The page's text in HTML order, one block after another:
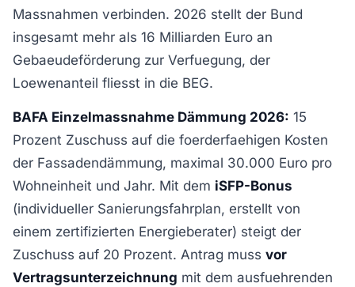
Massnahmen verbinden. 2026 stellt der Bund
insgesamt mehr als 16 Milliarden Euro an
Gebaeudeförderung zur Verfuegung, der
Loewenanteil fliesst in die BEG.
BAFA Einzelmassnahme Dämmung 2026: 15
Prozent Zuschuss auf die foerderfaehigen Kosten
der Fassadendämmung, maximal 30.000 Euro pro
Wohneinheit und Jahr. Mit dem iSFP-Bonus
(individueller Sanierungsfahrplan, erstellt von
einem zertifizierten Energieberater) steigt der
Zuschuss auf 20 Prozent. Antrag muss vor
Vertragsunterzeichnung mit dem ausfuehrenden